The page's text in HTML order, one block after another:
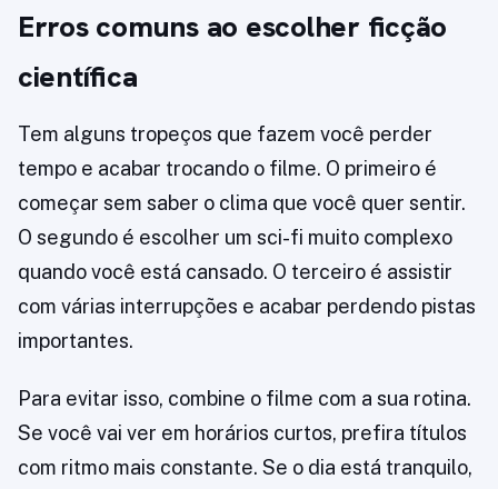
Erros comuns ao escolher ficção
científica
Tem alguns tropeços que fazem você perder
tempo e acabar trocando o filme. O primeiro é
começar sem saber o clima que você quer sentir.
O segundo é escolher um sci-fi muito complexo
quando você está cansado. O terceiro é assistir
com várias interrupções e acabar perdendo pistas
importantes.
Para evitar isso, combine o filme com a sua rotina.
Se você vai ver em horários curtos, prefira títulos
com ritmo mais constante. Se o dia está tranquilo,